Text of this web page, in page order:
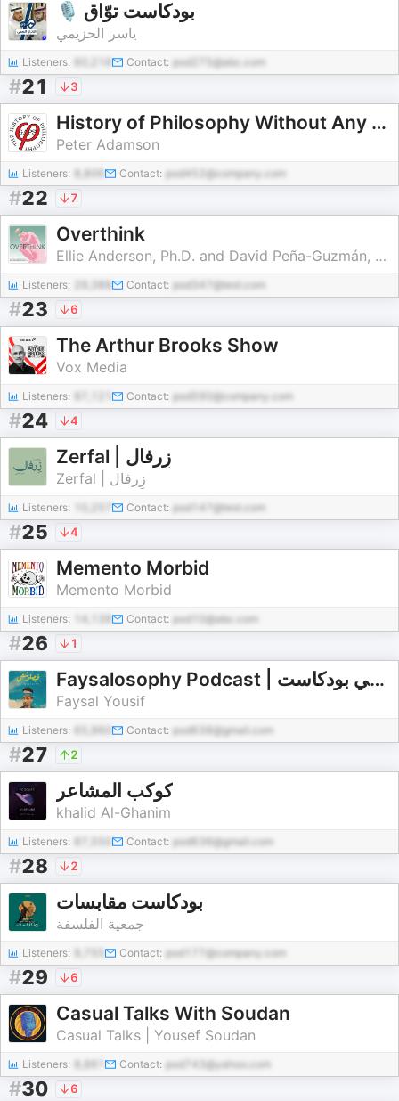
🎙 بودكاست توّاق
ياسر الحزيمي
Listeners: Contact: pod275@abc.com
#21 3
History of Philosophy Without Any Gaps
Peter Adamson
Listeners: Contact: pod452@company.com
#22 7
Overthink
Ellie Anderson, Ph.D. and David Peña-Guzmán, Ph.D.
Listeners: Contact: pod347@test.com
#23 6
The Arthur Brooks Show
Vox Media
Listeners: Contact: pod590@company.com
#24 4
Zerfal | زِرفال
Zerfal | زِرفال
Listeners: Contact: pod147@test.com
#25 4
Memento Morbid
Memento Morbid
Listeners: Contact: pod10@abc.com
#26 1
Faysalosophy Podcast | فيصلُوسُفِي بودكاست
Faysal Yousif
Listeners: Contact: pod638@gmail.com
#27 2
كوكب المشاعر
khalid Al-Ghanim
Listeners: Contact: pod636@gmail.com
#28 2
بودكاست مقابسات
جمعية الفلسفة
Listeners: Contact: pod177@company.com
#29 6
Casual Talks With Soudan
Casual Talks | Yousef Soudan
Listeners: Contact: pod743@yahoo.com
#30 6